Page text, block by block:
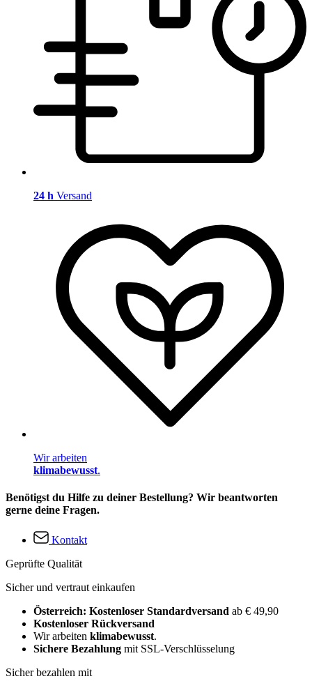
24 h Versand
Wir arbeiten
klimabewusst.
Benötigst du Hilfe zu deiner Bestellung? Wir beantworten
gerne deine Fragen.
Kontakt
Geprüfte Qualität
Sicher und vertraut einkaufen
Österreich: Kostenloser Standardversand ab € 49,90
Kostenloser Rückversand
Wir arbeiten klimabewusst.
Sichere Bezahlung mit SSL-Verschlüsselung
Sicher bezahlen mit